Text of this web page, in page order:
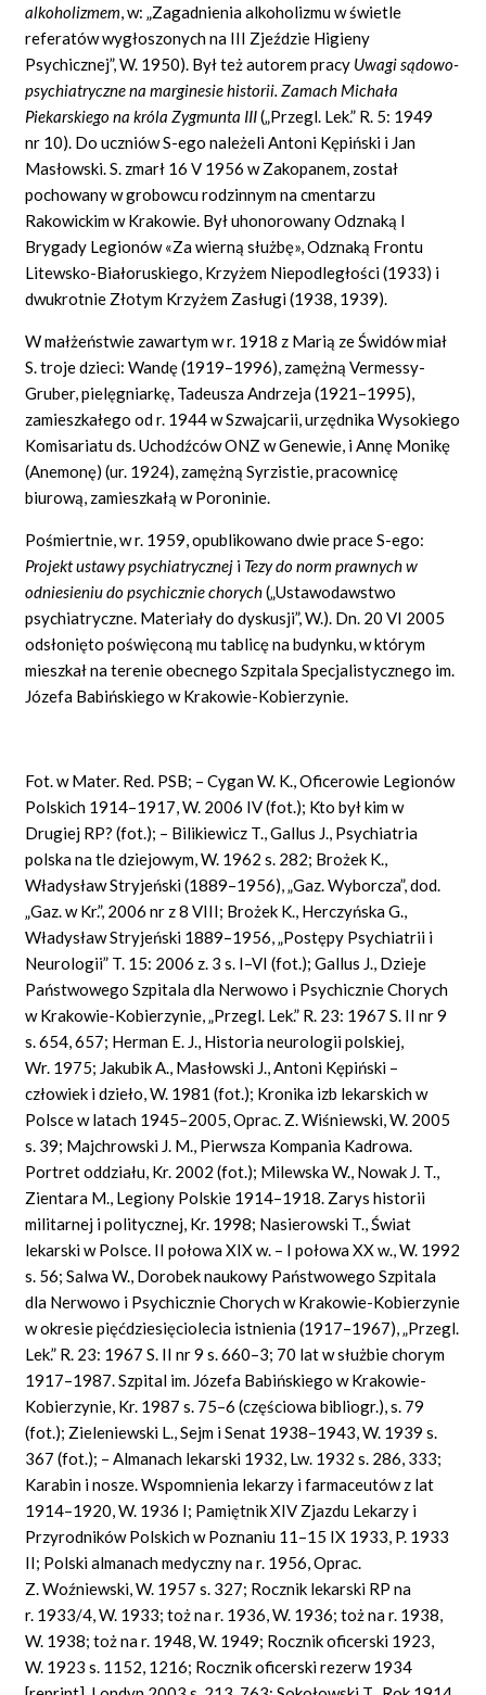
alkoholizmem, w: „Zagadnienia alkoholizmu w świetle
referatów wygłoszonych na III Zjeździe Higieny
Psychicznej”, W. 1950). Był też autorem pracy Uwagi sądowo-
psychiatryczne na marginesie historii. Zamach Michała
Piekarskiego na króla Zygmunta III(„Przegl. Lek.” R. 5: 1949
nr 10). Do uczniów S-ego należeli Antoni Kępiński i Jan
Masłowski. S. zmarł 16 V 1956 w Zakopanem, został
pochowany w grobowcu rodzinnym na cmentarzu
Rakowickim w Krakowie. Był uhonorowany Odznaką I
Brygady Legionów «Za wierną służbę», Odznaką Frontu
Litewsko-Białoruskiego, Krzyżem Niepodległości (1933) i
dwukrotnie Złotym Krzyżem Zasługi (1938, 1939).
W małżeństwie zawartym w r. 1918 z Marią ze Świdów miał
S. troje dzieci: Wandę (1919–1996), zamężną Vermessy-
Gruber, pielęgniarkę, Tadeusza Andrzeja (1921–1995),
zamieszkałego od r. 1944 w Szwajcarii, urzędnika Wysokiego
Komisariatu ds. Uchodźców ONZ w Genewie, i Annę Monikę
(Anemonę) (ur. 1924), zamężną Syrzistie, pracownicę
biurową, zamieszkałą w Poroninie.
Pośmiertnie, w r. 1959, opublikowano dwie prace S-ego:
Projekt ustawy psychiatrycznej i Tezy do norm prawnych w
odniesieniu do psychicznie chorych(„Ustawodawstwo
psychiatryczne. Materiały do dyskusji”, W.). Dn. 20 VI 2005
odsłonięto poświęconą mu tablicę na budynku, w którym
mieszkał na terenie obecnego Szpitala Specjalistycznego im.
Józefa Babińskiego w Krakowie-Kobierzynie.
Fot. w Mater. Red. PSB; – Cygan W. K., Oficerowie Legionów
Polskich 1914–1917, W. 2006 IV (fot.); Kto był kim w
Drugiej RP? (fot.); – Bilikiewicz T., Gallus J., Psychiatria
polska na tle dziejowym, W. 1962 s. 282; Brożek K.,
Władysław Stryjeński (1889–1956), „Gaz. Wyborcza”, dod.
„Gaz. w Kr.”, 2006 nr z 8 VIII; Brożek K., Herczyńska G.,
Władysław Stryjeński 1889–1956, „Postępy Psychiatrii i
Neurologii” T. 15: 2006 z. 3 s. I–VI (fot.); Gallus J., Dzieje
Państwowego Szpitala dla Nerwowo i Psychicznie Chorych
w Krakowie-Kobierzynie, „Przegl. Lek.” R. 23: 1967 S. II nr 9
s. 654, 657; Herman E. J., Historia neurologii polskiej,
Wr. 1975; Jakubik A., Masłowski J., Antoni Kępiński –
człowiek i dzieło, W. 1981 (fot.); Kronika izb lekarskich w
Polsce w latach 1945–2005, Oprac. Z. Wiśniewski, W. 2005
s. 39; Majchrowski J. M., Pierwsza Kompania Kadrowa.
Portret oddziału, Kr. 2002 (fot.); Milewska W., Nowak J. T.,
Zientara M., Legiony Polskie 1914–1918. Zarys historii
militarnej i politycznej, Kr. 1998; Nasierowski T., Świat
lekarski w Polsce. II połowa XIX w. – I połowa XX w., W. 1992
s. 56; Salwa W., Dorobek naukowy Państwowego Szpitala
dla Nerwowo i Psychicznie Chorych w Krakowie-Kobierzynie
w okresie pięćdziesięciolecia istnienia (1917–1967), „Przegl.
Lek.” R. 23: 1967 S. II nr 9 s. 660–3; 70 lat w służbie chorym
1917–1987. Szpital im. Józefa Babińskiego w Krakowie-
Kobierzynie, Kr. 1987 s. 75–6 (częściowa bibliogr.), s. 79
(fot.); Zieleniewski L., Sejm i Senat 1938–1943, W. 1939 s.
367 (fot.); – Almanach lekarski 1932, Lw. 1932 s. 286, 333;
Karabin i nosze. Wspomnienia lekarzy i farmaceutów z lat
1914–1920, W. 1936 I; Pamiętnik XIV Zjazdu Lekarzy i
Przyrodników Polskich w Poznaniu 11–15 IX 1933, P. 1933
II; Polski almanach medyczny na r. 1956, Oprac.
Z. Woźniewski, W. 1957 s. 327; Rocznik lekarski RP na
r. 1933/4, W. 1933; toż na r. 1936, W. 1936; toż na r. 1938,
W. 1938; toż na r. 1948, W. 1949; Rocznik oficerski 1923,
W. 1923 s. 1152, 1216; Rocznik oficerski rezerw 1934